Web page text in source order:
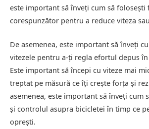
este important să înveți cum să folosești
corespunzător pentru a reduce viteza
De asemenea, este important să înveți
vitezele pentru a-ți regla efortul depus
Este important să începi cu viteze mai
treptat pe măsură ce îți crește forța și
asemenea, este important să înveți cum
și controlul asupra bicicletei în timp ce
oprești.